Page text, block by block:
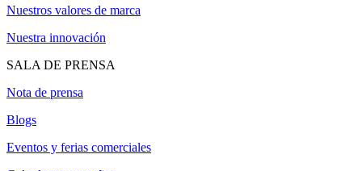
Nuestros valores de marca
Nuestra innovación
SALA DE PRENSA
Nota de prensa
Blogs
Eventos y ferias comerciales